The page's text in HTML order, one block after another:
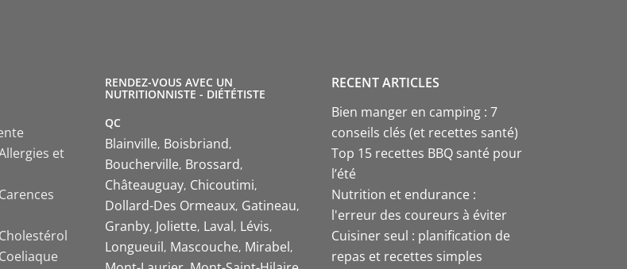
et
RENDEZ-VOUS AVEC UN
NUTRITIONNISTE - DIÉTÉTISTE
QC
Blainville Boisbriand
Boucherville Brossard
Châteauguay Chicoutimi
Dollard-Des Ormeaux Gatineau
Granby Joliette Laval Lévis
Longueuil Mascouche Mirabel
RECENT ARTICLES
Bien manger en camping : 7
conseils clés (et recettes santé)
Top 15 recettes BBQ santé pour
l’été
Nutrition et endurance :
l'erreur des coureurs à éviter
Cuisiner seul : planification de
repas et recettes simples